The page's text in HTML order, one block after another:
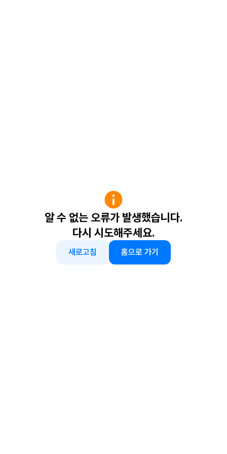
알 수 없는 오류가 발생했습니다.
다시 시도해주세요.
새로고침 홈으로 가기